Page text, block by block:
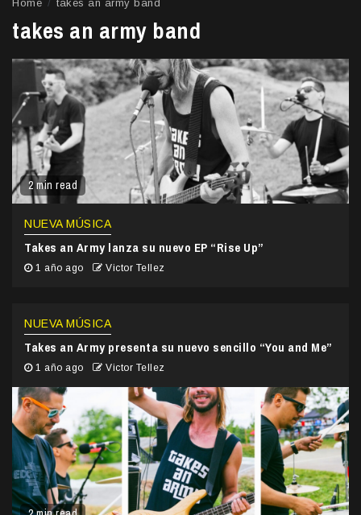
Home takes an army band
takes an army band
2 min read
NUEVA MÚSICA
Takes an Army lanza su nuevo EP “Rise Up”
1 año ago Victor Tellez
NUEVA MÚSICA
Takes an Army presenta su nuevo sencillo “You and Me”
1 año ago Victor Tellez